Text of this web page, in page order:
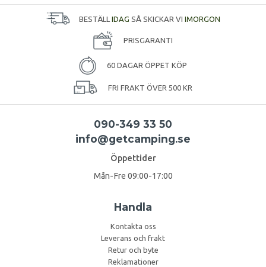
BESTÄLL IDAG SÅ SKICKAR VI IMORGON
PRISGARANTI
60 DAGAR ÖPPET KÖP
FRI FRAKT ÖVER 500 KR
090-349 33 50
info@getcamping.se
Öppettider
Mån-Fre 09:00-17:00
Handla
Kontakta oss
Leverans och frakt
Retur och byte
Reklamationer